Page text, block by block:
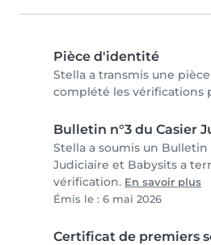
Pièce d'identité
Stella a transmis une
complété les vérifications
Bulletin n°3 du Casier
Stella a soumis un Bulletin
Judiciaire et Babysits a
vérification. En savoir plus
Émis le : 6 mai 2026
Certificat de premiers